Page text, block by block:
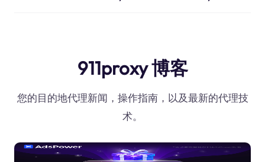
911proxy 博客
您的目的地代理新闻，操作指南，以及最新的代理技
术。